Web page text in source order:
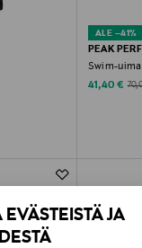
EVÄSTEISTÄ JA
ALE –41%
PEAK
Swim-
Discounted
41,40 €